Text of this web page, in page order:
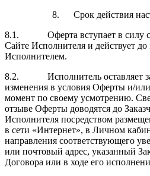
8. Срок действия
8.1. Оферта вступает в силу с
Сайте Исполнителя и действует до
Исполнителем.
8.2. Исполнитель оставляет за
изменения в условия Оферты и/
момент по своему усмотрению.
отзыве Оферты доводятся до
Исполнителя посредством
в сети «Интернет», в Личном
направления соответствующего
или почтовый адрес, указанный
Договора или в ходе его